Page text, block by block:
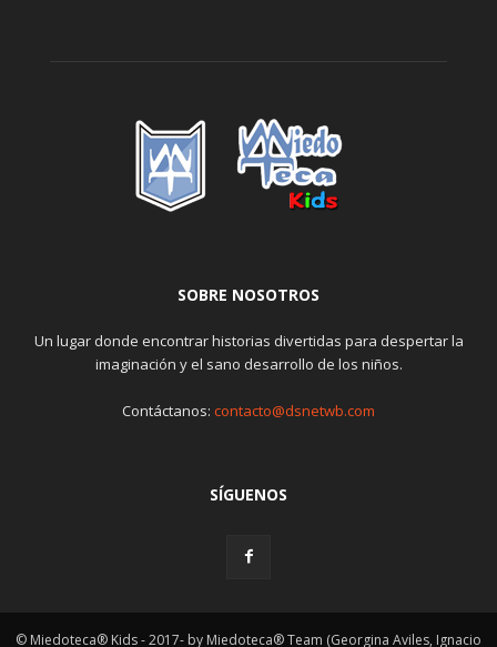
SOBRE NOSOTROS
Un lugar donde encontrar historias divertidas para despertar la
imaginación y el sano desarrollo de los niños.
Contáctanos: contacto@dsnetwb.com
SÍGUENOS
© Miedoteca® Kids - 2017- by Miedoteca® Team (Georgina Aviles, Ignacio